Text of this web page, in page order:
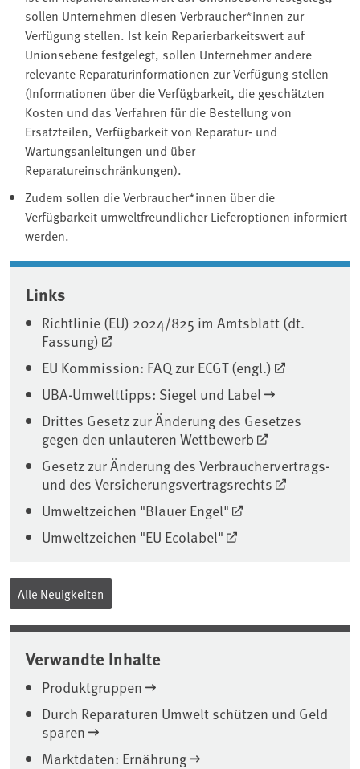
sollen Unternehmen diesen Verbraucher*innen zur
Verfügung stellen. Ist kein Reparierbarkeitswert auf
Unionsebene festgelegt, sollen Unternehmer andere
relevante Reparaturinformationen zur Verfügung stellen
(Informationen über die Verfügbarkeit, die geschätzten
Kosten und das Verfahren für die Bestellung von
Ersatzteilen, Verfügbarkeit von Reparatur- und
Wartungsanleitungen und über
Reparatureinschränkungen).
Zudem sollen die Verbraucher*innen über die
Verfügbarkeit umweltfreundlicher Lieferoptionen informiert
werden.
Associated content
Links
Richtlinie (EU) 2024/825 im Amtsblatt (dt.
Fassung)
EU Kommission: FAQ zur ECGT (engl.)
UBA-Umwelttipps: Siegel und Label
Drittes Gesetz zur Änderung des Gesetzes
gegen den unlauteren Wettbewerb
Gesetz zur Änderung des Verbrauchervertrags-
und des Versicherungsvertragsrechts
Umweltzeichen "Blauer Engel"
Umweltzeichen "EU Ecolabel"
Alle Neuigkeiten
Verwandte Inhalte
Produktgruppen
Durch Reparaturen Umwelt schützen und Geld
sparen
Marktdaten: Ernährung